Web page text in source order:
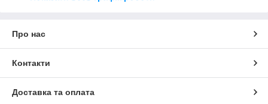
Про нас
Контакти
Доставка та оплата